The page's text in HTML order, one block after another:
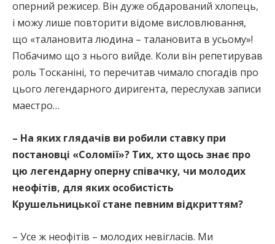
оперний режисер. Він дуже обдарований хлопець,
і можу лише повторити відоме висловлювання,
що «талановита людина – талановита в усьому»!
Побачимо що з нього вийде. Коли він репетирував
роль Тосканіні, то перечитав чимало спогадів про
цього легендарного диригента, переслухав записи
маестро…
– На яких глядачів ви робили ставку при
постановці «Соломії»? Тих, хто щось знає про
цю легендарну оперну співачку, чи молодих
неофітів, для яких особистість
Крушельницької стане певним відкриттям?
– Усе ж неофітів – молодих невігласів. Ми